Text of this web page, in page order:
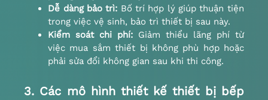
Dễ dàng bảo trì: Bố trí hợp lý giúp thuận tiện
trong việc vệ sinh, bảo trì thiết bị sau này.
Kiểm soát chi phí: Giảm thiểu lãng phí từ
việc mua sắm thiết bị không phù hợp hoặc
phải sửa đổi không gian sau khi thi công.
3. Các mô hình thiết kếthiết bị bếp